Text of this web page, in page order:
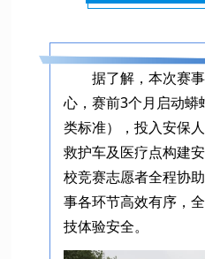
据了解，本次赛
心，赛前3个月启动蟒
类标准），投入安保
救护车及医疗点构建
校竞赛志愿者全程协
事各环节高效有序，
技体验安全。